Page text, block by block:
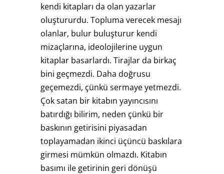
kendi kitapları da olan yazarlar
oluştururdu. Topluma verecek mesajı
olanlar, bulur buluşturur kendi
mizaçlarına, ideolojilerine uygun
kitaplar basarlardı. Tirajlar da birkaç
bini geçmezdi. Daha doğrusu
geçemezdi, çünkü sermaye yetmezdi.
Çok satan bir kitabın yayıncısını
batırdığı bilirim, neden çünkü bir
baskının getirisini piyasadan
toplayamadan ikinci üçüncü baskılara
girmesi mümkün olmazdı. Kitabın
basımı ile getirinin geri dönüşü